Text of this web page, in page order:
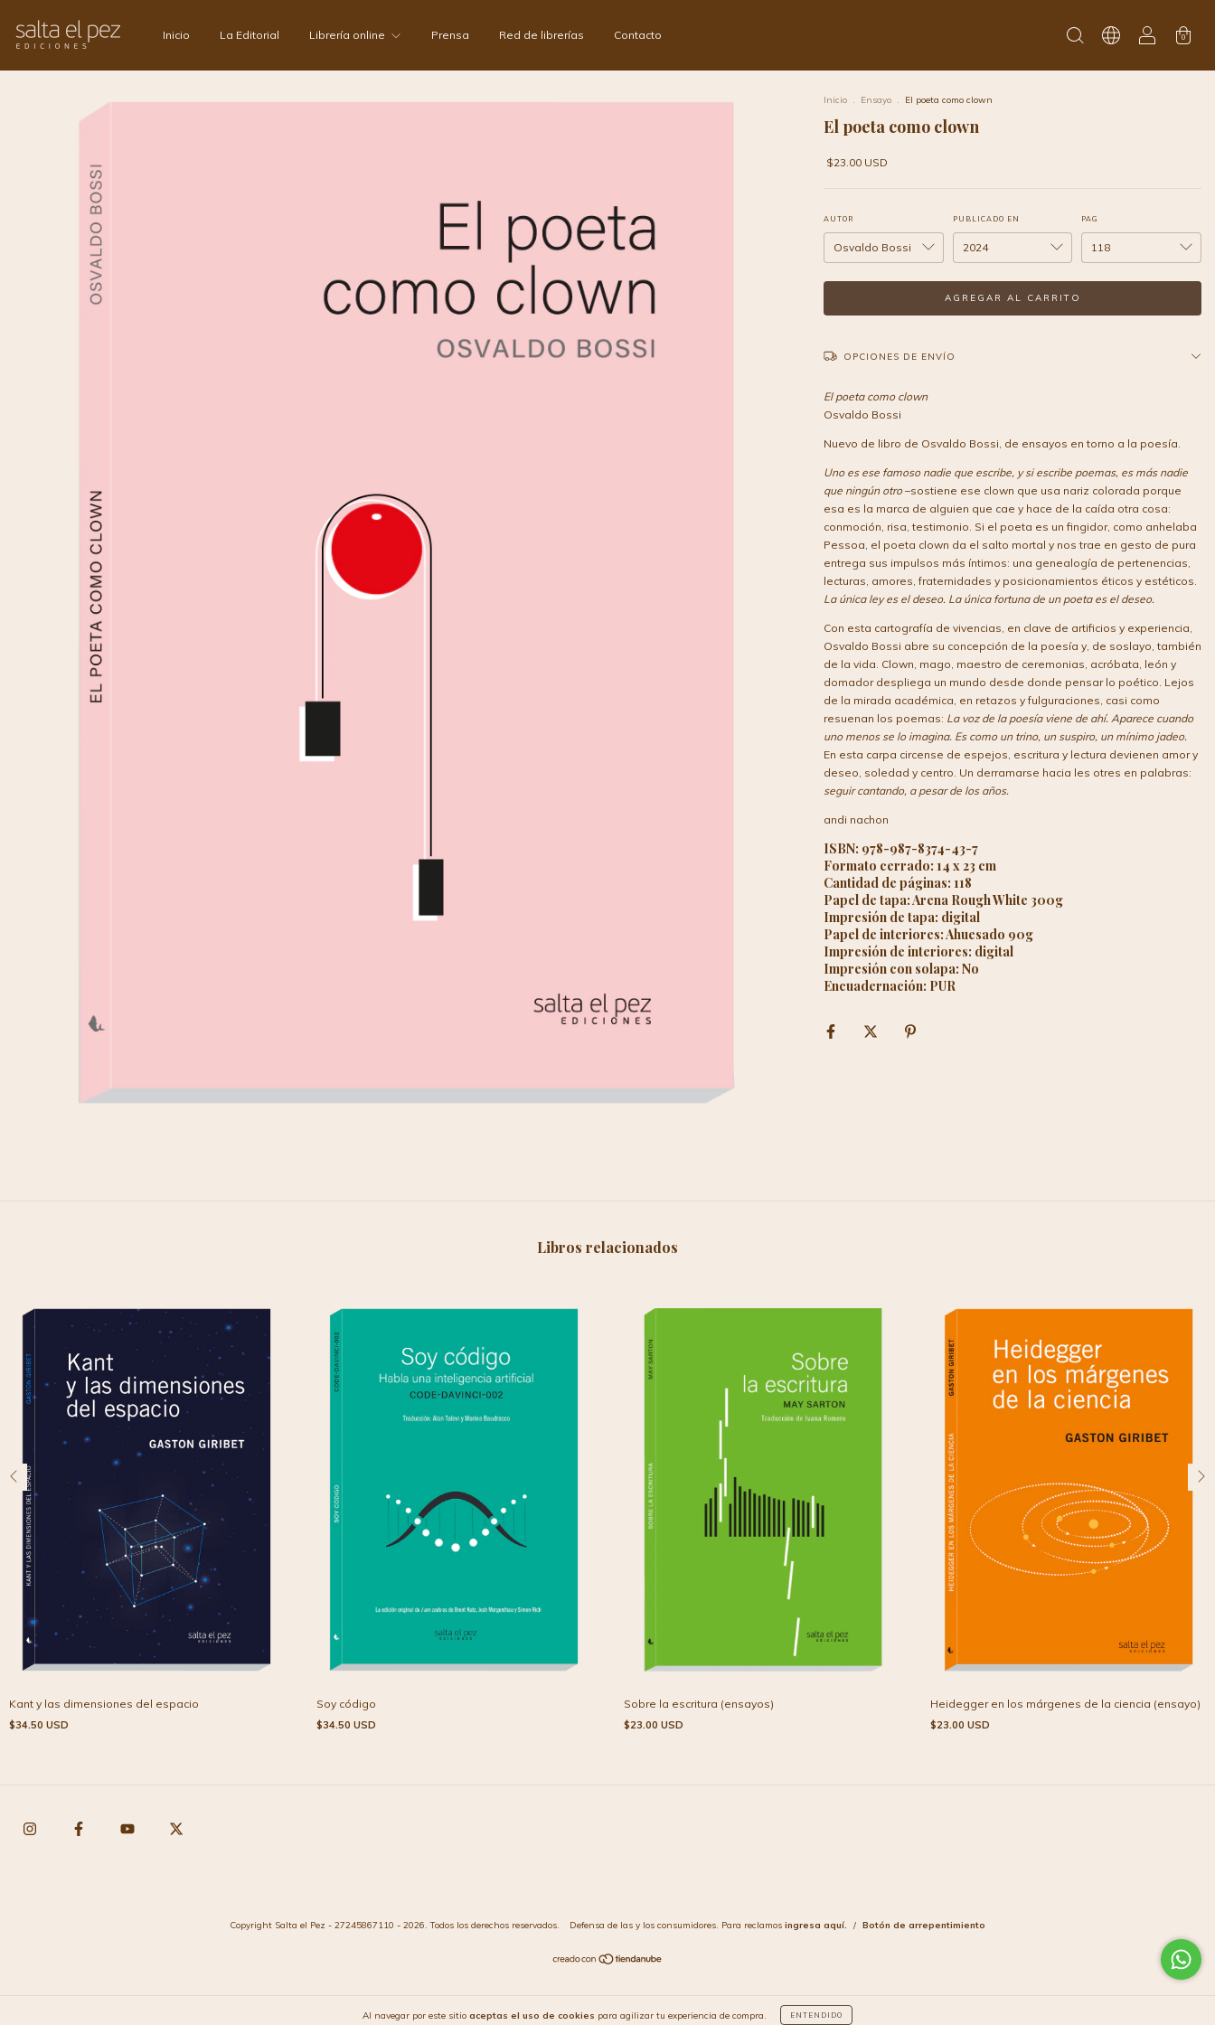
Inicio La Editorial Librería online Prensa Red de librerías Contacto 0
Al navegar por este sitio aceptas el uso de cookies para agilizar tu experiencia de compra. ENTENDIDO
Inicio . Ensayo . El poeta como clown
El poeta como clown
$23.00 USD
AUTOR PUBLICADO EN PAG
OPCIONES DE ENVÍO
El poeta como clown
Osvaldo Bossi
Nuevo de libro de Osvaldo Bossi, de ensayos en torno a la poesía.
Uno es ese famoso nadie que escribe, y si escribe poemas, es más nadie
que ningún otro–sostiene ese clown que usa nariz colorada porque
esa es la marca de alguien que cae y hace de la caída otra cosa:
conmoción, risa, testimonio. Si el poeta es un fingidor, como anhelaba
Pessoa, el poeta clown da el salto mortal y nos trae en gesto de pura
entrega sus impulsos más íntimos: una genealogía de pertenencias,
lecturas, amores, fraternidades y posicionamientos éticos y estéticos.
La única ley es el deseo. La única fortuna de un poeta es el deseo.
Con esta cartografía de vivencias, en clave de artificios y experiencia,
Osvaldo Bossi abre su concepción de la poesía y, de soslayo, también
de la vida. Clown, mago, maestro de ceremonias, acróbata, león y
domador despliega un mundo desde donde pensar lo poético. Lejos
de la mirada académica, en retazos y fulguraciones, casi como
resuenan los poemas: La voz de la poesía viene de ahí. Aparece cuando
uno menos se lo imagina. Es como un trino, un suspiro, un mínimo jadeo.
En esta carpa circense de espejos, escritura y lectura devienen amor y
deseo, soledad y centro. Un derramarse hacia les otres en palabras:
seguir cantando, a pesar de los años.
andi nachon
ISBN: 978-987-8374-43-7
Formato cerrado: 14 x 23 cm
Cantidad de páginas: 118
Papel de tapa: Arena Rough White 300g
Impresión de tapa: digital
Papel de interiores: Ahuesado 90g
Impresión de interiores: digital
Impresión con solapa: No
Encuadernación: PUR
Libros relacionados
Kant y las dimensiones del espacio
$34.50 USD
Soy código
$34.50 USD
Sobre la escritura (ensayos)
$23.00 USD
Heidegger en los márgenes de la ciencia (ensayo)
$23.00 USD
Copyright Salta el Pez - 27245867110 - 2026. Todos los derechos reservados. Defensa de las y los consumidores. Para reclamos ingresa aquí. / Botón de arrepentimiento